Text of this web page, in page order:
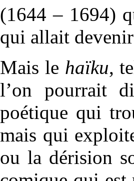
(1644 – 1694)
qui allait
Mais le haïku,
l’on pourrait
poétique qui
mais qui
ou la dérision